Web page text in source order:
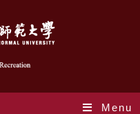
Menu